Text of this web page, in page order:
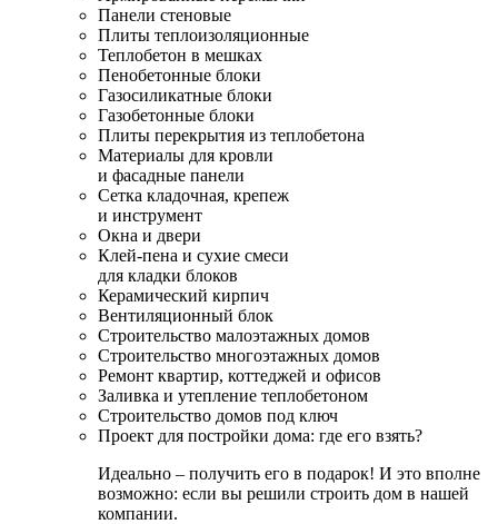
Панели стеновые
Плиты теплоизоляционные
Теплобетон в мешках
Пенобетонные блоки
Газосиликатные блоки
Газобетонные блоки
Плиты перекрытия из теплобетона
Материалы для кровли
и фасадные панели
Сетка кладочная, крепеж
и инструмент
Окна и двери
Клей-пена и сухие смеси
для кладки блоков
Керамический кирпич
Вентиляционный блок
Строительство малоэтажных домов
Строительство многоэтажных домов
Ремонт квартир, коттеджей и офисов
Заливка и утепление теплобетоном
Строительство домов под ключ
Проект для постройки дома: где его взять?
Идеально – получить его в подарок! И это вполне
возможно: если вы решили строить дом в нашей
компании.